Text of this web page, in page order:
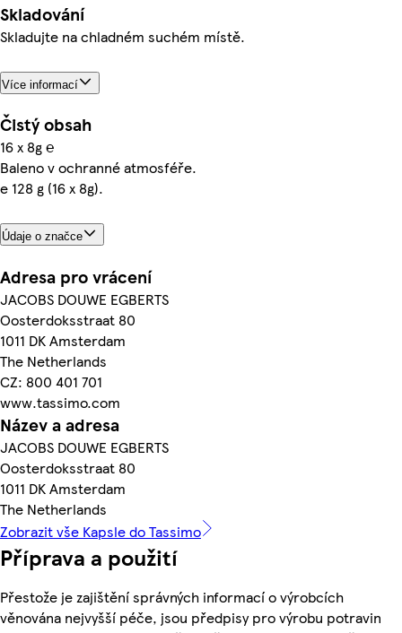
Skladování
Skladujte na chladném suchém místě.
Více informací
Čistý obsah
16 x 8g ℮
Baleno v ochranné atmosféře.
e 128 g (16 x 8g).
Údaje o značce
Adresa pro vrácení
JACOBS DOUWE EGBERTS
Oosterdoksstraat 80
1011 DK Amsterdam
The Netherlands
CZ: 800 401 701
www.tassimo.com
Název a adresa
JACOBS DOUWE EGBERTS
Oosterdoksstraat 80
1011 DK Amsterdam
The Netherlands
Zobrazit vše Kapsle do Tassimo
Příprava a použití
Přestože je zajištění správných informací o výrobcích
věnována nejvyšší péče, jsou předpisy pro výrobu potravin